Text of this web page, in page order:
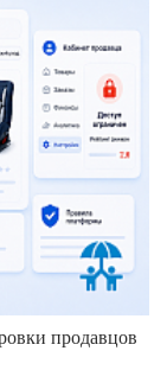
продавцов